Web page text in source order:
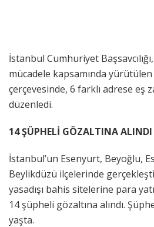
İstanbul Cumhuriyet
mücadele kapsamında
çerçevesinde, 6 farklı adrese eş
düzenledi.
14 ŞÜPHELİ GÖZALTINA ALINDI
İstanbul’un Esenyurt, Beyoğlu,
Beylikdüzü ilçelerinde
yasadışı bahis sitelerine para
14 şüpheli gözaltına alındı.
yaşta.